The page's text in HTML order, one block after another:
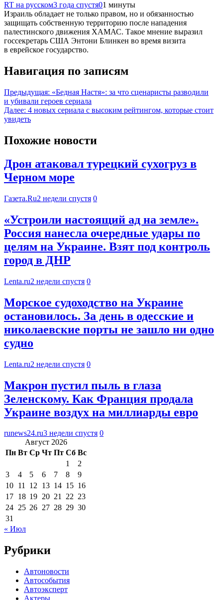
RT на русском3 года спустя01 минуты
Израиль обладает не только правом, но и обязанностью
защищать собственную территорию после нападения
палестинского движения ХАМАС. Такое мнение выразил
госсекретарь США Энтони Блинкен во время визита
в еврейское государство.
Навигация по записям
Предыдущая: «Бедная Настя»: за что сценаристы разводили
и убивали героев сериала
Далее: 4 новых сериала с высоким рейтингом, которые стоит
увидеть
Похожие новости
Дрон атаковал турецкий сухогруз в
Черном море
Газета.Ru2 недели спустя 0
«Устроили настоящий ад на земле».
Россия нанесла очередные удары по
целям на Украине. Взят под контроль
город в ДНР
Lenta.ru2 недели спустя 0
Морское судоходство на Украине
остановилось. За день в одесские и
николаевские порты не зашло ни одно
судно
Lenta.ru2 недели спустя 0
Макрон пустил пыль в глаза
Зеленскому. Как Франция продала
Украине воздух на миллиарды евро
runews24.ru3 недели спустя 0
Август 2026
Пн Вт Ср Чт Пт Сб Вс
1
2
3
4 5 6 7 8
9
10 11 12 13 14 15 16
17 18 19 20 21 22 23
24 25 26 27 28 29 30
31
« Июл
Рубрики
Автоновости
Автособытия
Автоэксперт